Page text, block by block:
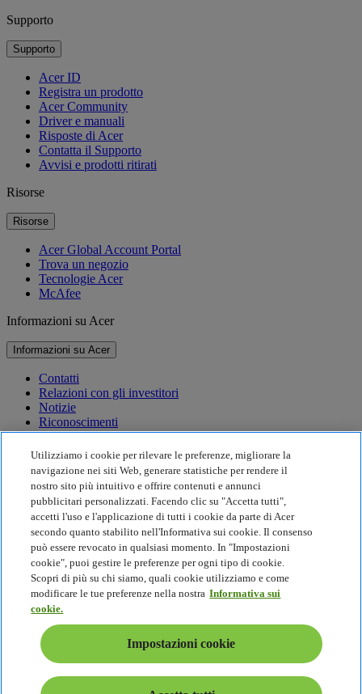
Supporto
Supporto
Acer ID
Registra un prodotto
Acer Community
Driver e manuali
Risposte di Acer
Contatta il Supporto
Avvisi e prodotti ritirati
Risorse
Risorse
Acer Global Account Portal
Trova un negozio
Tecnologie Acer
McAfee
Informazioni su Acer
Informazioni su Acer
Contatti
Relazioni con gli investitori
Notizie
Riconoscimenti
Eventi
Sostenibilità
Sostenibilità
Responsabilità sociale d'impresa
Impronta di carbonio del prodotto
Project Humanity
Earthion
Politica sulla privacy
Politica sui Cookie
Nota legale
Ulteriori informazioni legali
Politica sull'accessibilità
Impostazioni cookie
Italia - Italiano
Utilizziamo i cookie per rilevare le preferenze, migliorare la
navigazione nei siti Web, generare statistiche per rendere il
nostro sito più intuitivo e offrire contenuti e annunci
pubblicitari personalizzati. Facendo clic su "Accetta tutti",
accetti l'uso e l'applicazione di tutti i cookie da parte di Acer
secondo quanto stabilito nell'Informativa sui cookie. Il consenso
può essere revocato in qualsiasi momento. In "Impostazioni
cookie", puoi gestire le preferenze per ogni tipo di cookie.
Scopri di più su chi siamo, quali cookie utilizziamo e come
modificare le tue preferenze nella nostra Informativa sui
cookie.
Impostazioni cookie